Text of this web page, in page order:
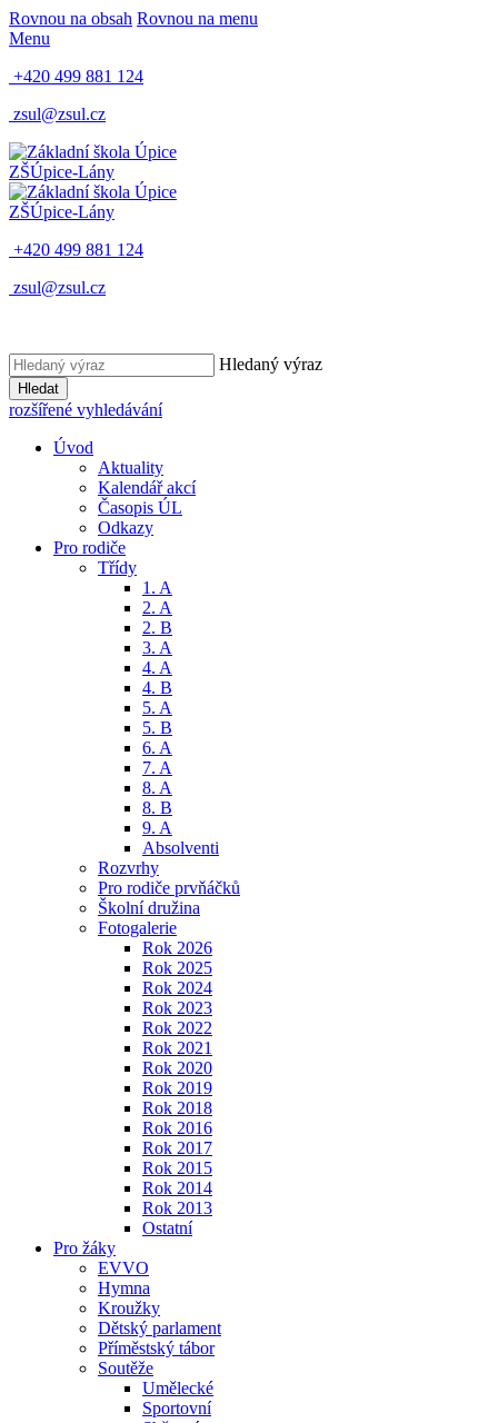
Rovnou na obsah Rovnou na menu
Menu
+420 499 881 124
zsul@zsul.cz
ZŠÚpice-Lány
ZŠÚpice-Lány
+420 499 881 124
zsul@zsul.cz
Hledaný výraz
Hledat
rozšířené vyhledávání
Úvod
Aktuality
Kalendář akcí
Časopis ÚL
Odkazy
Pro rodiče
Třídy
1. A
2. A
2. B
3. A
4. A
4. B
5. A
5. B
6. A
7. A
8. A
8. B
9. A
Absolventi
Rozvrhy
Pro rodiče prvňáčků
Školní družina
Fotogalerie
Rok 2026
Rok 2025
Rok 2024
Rok 2023
Rok 2022
Rok 2021
Rok 2020
Rok 2019
Rok 2018
Rok 2016
Rok 2017
Rok 2015
Rok 2014
Rok 2013
Ostatní
Pro žáky
EVVO
Hymna
Kroužky
Dětský parlament
Příměstský tábor
Soutěže
Umělecké
Sportovní